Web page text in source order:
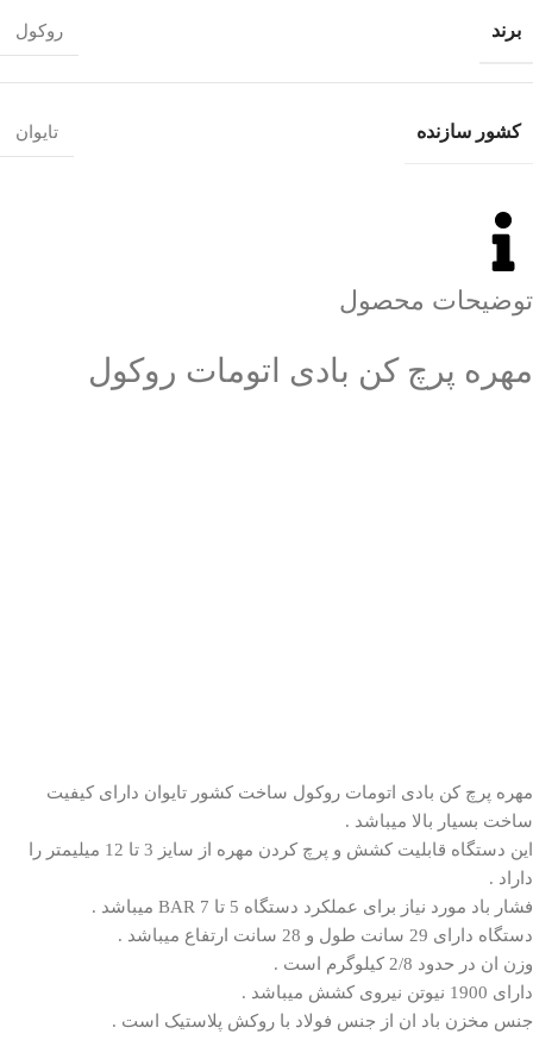
توضیحات محصول
مهره پرچ کن بادی اتومات روکول
مهره پرچ کن بادی اتومات روکول ساخت کشور تایوان دارای کیفیت
ساخت بسیار بالا میباشد .
این دستگاه قابلیت کشش و پرچ کردن مهره از سایز 3 تا 12 میلیمتر را
داراد .
فشار باد مورد نیاز برای عملکرد دستگاه 5 تا 7 BAR میباشد .
دستگاه دارای 29 سانت طول و 28 سانت ارتفاع میباشد .
وزن ان در حدود 2/8 کیلوگرم است .
دارای 1900 نیوتن نیروی کشش میباشد .
جنس مخزن باد ان از جنس فولاد با روکش پلاستیک است .
برند روکول
کشور سازنده تایوان